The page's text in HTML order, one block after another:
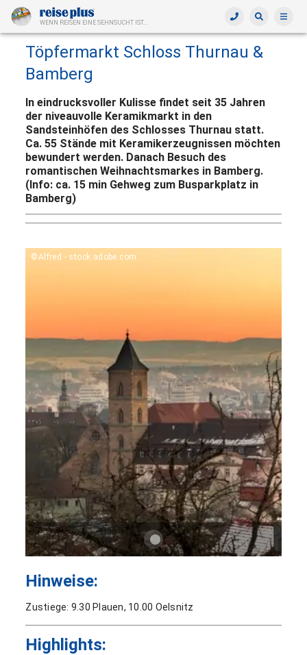
WENN REISEN EINE SEHNSUCHT IST...
Töpfermarkt Schloss Thurnau &
Bamberg
In eindrucksvoller Kulisse findet seit 35 Jahren
der niveauvolle Keramikmarkt in den
Sandsteinhöfen des Schlosses Thurnau statt.
Ca. 55 Stände mit Keramikerzeugnissen möchten
bewundert werden. Danach Besuch des
romantischen Weihnachtsmarkes in Bamberg.
(Info: ca. 15 min Gehweg zum Busparkplatz in
Bamberg)
©Alfred - stock.adobe.com
Hinweise:
Zustiege: 9.30 Plauen, 10.00 Oelsnitz
Highlights: